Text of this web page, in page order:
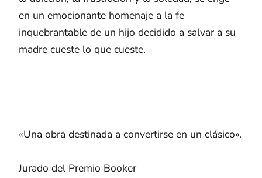
en un emocionante homenaje a la fe
inquebrantable de un hijo decidido a salvar a su
madre cueste lo que cueste.
«Una obra destinada a convertirse en un clásico».
Jurado del Premio Booker